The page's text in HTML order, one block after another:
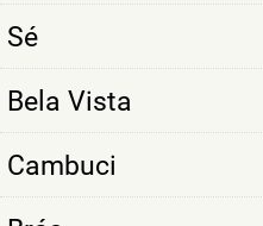
Sé
Bela Vista
Cambuci